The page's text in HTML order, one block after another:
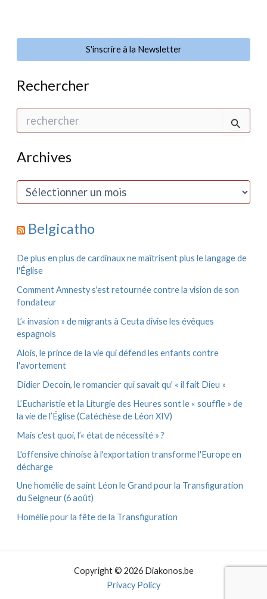
S'inscrire à la Newsletter
Rechercher
e
c
Archives
A
i
e
s
Belgicatho
De plus en plus de cardinaux ne maîtrisent plus le langage de
l'Église
Comment Amnesty s'est retournée contre la vision de son
fondateur
L’« invasion » de migrants à Ceuta divise les évêques
espagnols
Alois, le prince de la vie qui défend les enfants contre
l'avortement
Didier Decoin, le romancier qui savait qu' « il fait Dieu »
L’Eucharistie et la Liturgie des Heures sont le « souffle » de
la vie de l’Église (Catéchèse de Léon XIV)
Mais c'est quoi, l’« état de nécessité » ?
L'offensive chinoise à l'exportation transforme l'Europe en
décharge
Une homélie de saint Léon le Grand pour la Transfiguration
du Seigneur (6 août)
Homélie pour la fête de la Transfiguration
Copyright © 2026 Diakonos.be
Privacy Policy